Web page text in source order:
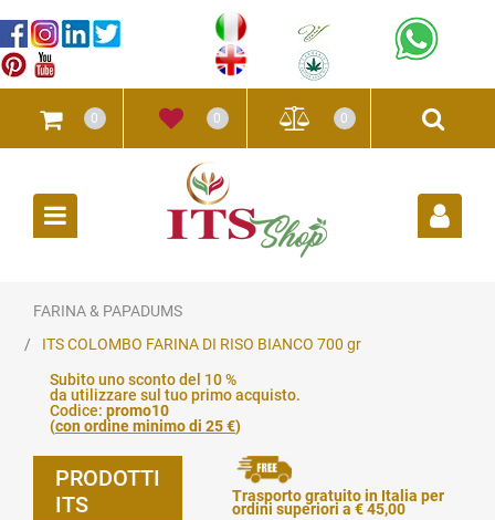
0 0 0
FARINA & PAPADUMS
ITS COLOMBO FARINA DI RISO BIANCO 700 gr
Subito uno sconto del 10 %
da utilizzare sul tuo primo acquisto.
Codice: promo10
(con ordine minimo di 25 €)
PRODOTTI
ITS
Trasporto gratuito in Italia per
ordini superiori a € 45,00